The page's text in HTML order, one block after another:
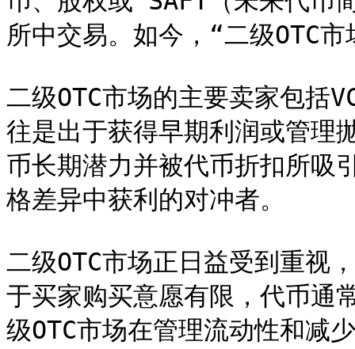
所中交易。如今，“二级OTC
二级OTC市场的主要卖家包括
往是出于获得早期利润或管理
币长期潜力并被代币折扣所
格差异中获利的对冲者。
二级OTC市场正日益受到重视
于买家购买意愿有限，代币通
级OTC市场在管理流动性和减